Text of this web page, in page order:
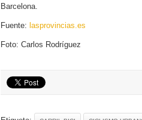
Barcelona.
Fuente: lasprovincias.es
Foto: Carlos Rodríguez